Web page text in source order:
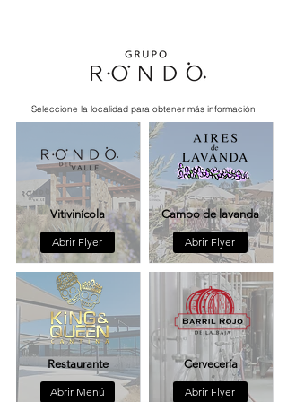
Seleccione la localidad para obtener más información
Vitivinícola
Abrir Flyer
Restaurante
Abrir Menú
Campo de lavanda
Abrir Flyer
Cervecería
Abrir Flyer